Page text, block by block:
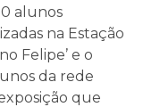
alunos
na Estação
Felipe’ e o
da rede
que